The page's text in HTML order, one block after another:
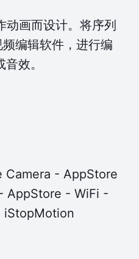
画而设计。将序列
编辑软件，进行编
效。
Camera - AppStore
AppStore - WiFi -